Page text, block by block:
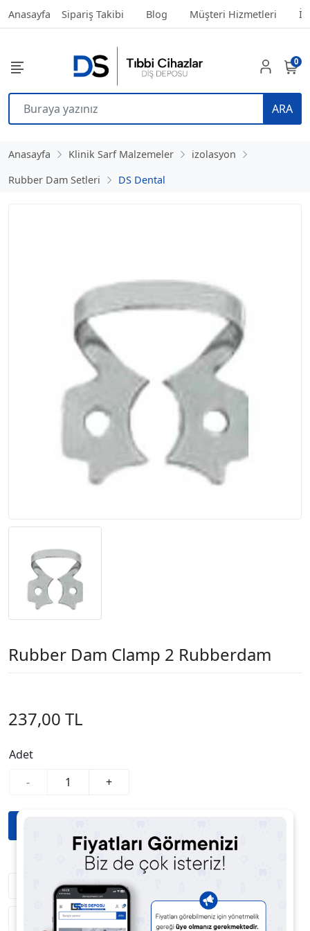
Anasayfa Sipariş Takibi Blog Müşteri Hizmetleri
ARA
0
Anasayfa Klinik Sarf Malzemeler
izolasyon
Rubber Dam Setleri
DS Dental
Rubber Dam Clamp 2 Rubberdam
237,00 TL
Adet
-
+
Fiyatı Düşünce Haber Ver
Satıcıya Soru Sor